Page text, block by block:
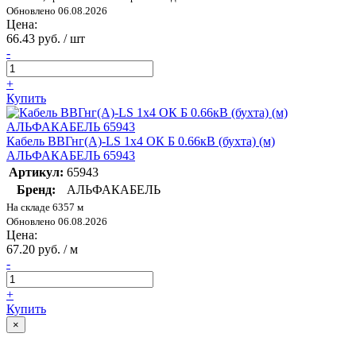
Обновлено 06.08.2026
Цена:
66.43 руб. / шт
-
+
Купить
Кабель ВВГнг(А)-LS 1х4 ОК Б 0.66кВ (бухта) (м)
АЛЬФАКАБЕЛЬ 65943
Артикул: 65943
Бренд:
АЛЬФАКАБЕЛЬ
На складе 6357 м
Обновлено 06.08.2026
Цена:
67.20 руб. / м
-
+
Купить
×